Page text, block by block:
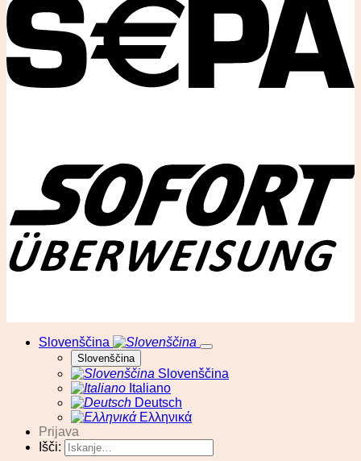
Slovenščina
Slovenščina
Slovenščina
Italiano
Deutsch
Ελληνικά
Prijava
Išči: